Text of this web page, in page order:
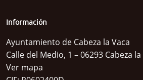
Información
Ayuntamiento de Cabeza la Vaca
Calle del Medio, 1 – 06293 Cabeza
Ver mapa